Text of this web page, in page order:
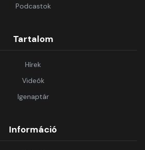
Podcastok
Tartalom
Hírek
Videók
Igenaptár
Információ